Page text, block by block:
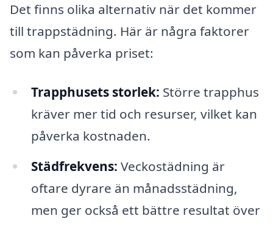
Det finns olika alternativ när det kommer
till trappstädning. Här är några faktorer
som kan påverka priset:
Trapphusets storlek: Större trapphus
kräver mer tid och resurser, vilket kan
påverka kostnaden.
Städfrekvens: Veckostädning är
oftare dyrare än månadsstädning,
men ger också ett bättre resultat över